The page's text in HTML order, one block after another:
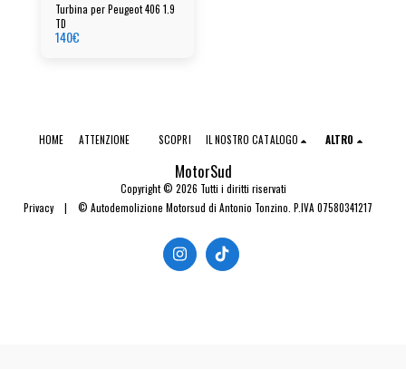
Turbina per Peugeot 406 1.9
TD
140€
MotorSud
Copyright © 2026 Tutti i diritti riservati
Privacy| © Autodemolizione Motorsud di Antonio Tonzino. P.IVA 07580341217
HOME ATTENZIONE SCOPRI IL NOSTRO CATALOGO ALTRO